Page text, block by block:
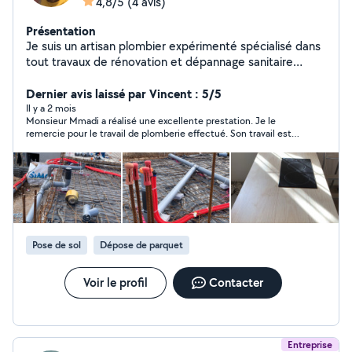
Présentation
Je suis un artisan plombier expérimenté spécialisé dans
tout travaux de rénovation et dépannage sanitaire
sanitaires , WC, robinetterie, lavabo,évier de cuisine
étanchéité, recherche fuite, service jardin arrosage)
serieux et professionnel.
Dernier avis laissé par Vincent : 5/5
Il y a 2 mois
Monsieur Mmadi a réalisé une excellente prestation. Je le
remercie pour le travail de plomberie effectué. Son travail est
Je le recommande vivement.
Pose de sol Dépose de parquet
Voir le profil Contacter
Entreprise